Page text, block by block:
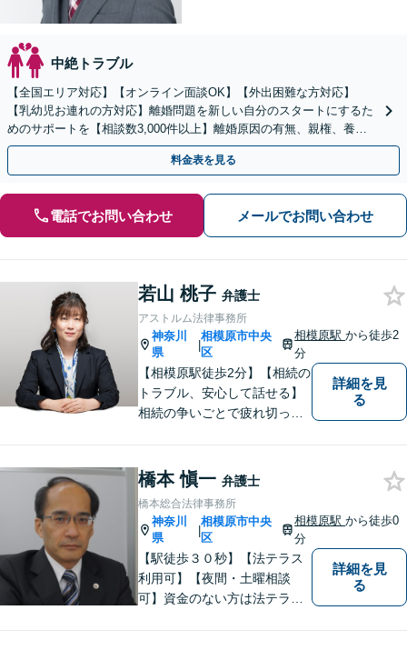
中絶トラブル
【全国エリア対応】【オンライン面談OK】【外出困難な方対応】
【乳幼児お連れの方対応】離婚問題を新しい自分のスタートにするた
めのサポートを【相談数3,000件以上】離婚原因の有無、親権、養育
費、財産分与、慰謝料請求【夜間・休日相談可】
料金表を見る
電話でお問い合わせ メールでお問い合わせ
若山 桃子 弁護士
アストルム法律事務所
神奈川
県
|
相模原市中央
区
相模原駅から徒歩2
分
【相模原駅徒歩2分】【相続の
トラブル、安心して話せる】
相続の争いごとで疲れ切って
指します。遺産分割協議・遺
留分・調停・裁判にも対応。
詳細を見
る
橋本 愼一 弁護士
橋本総合法律事務所
神奈川
県
|
相模原市中央
区
相模原駅から徒歩0
分
【駅徒歩３０秒】【法テラス
利用可】【夜間・土曜相談
可】資金のない方は法テラス
詳細を見
る